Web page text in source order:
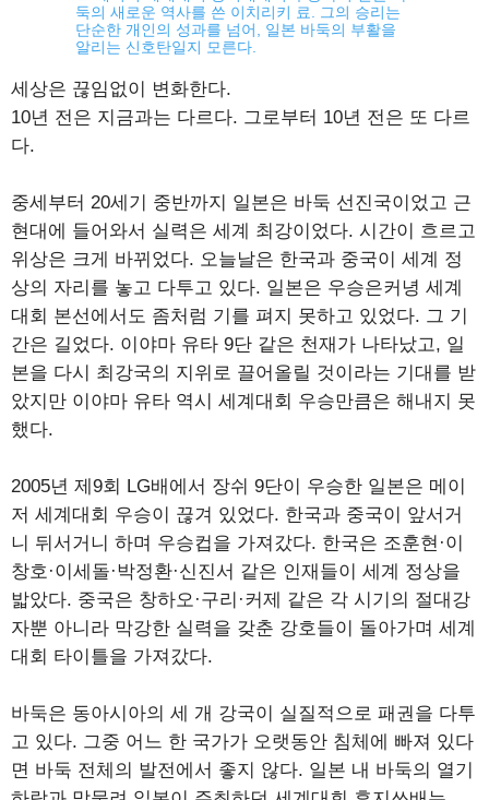
둑의 새로운 역사를 쓴 이치리키 료. 그의 승리는
단순한 개인의 성과를 넘어, 일본 바둑의 부활을
알리는 신호탄일지 모른다.
세상은 끊임없이 변화한다.
10년 전은 지금과는 다르다. 그로부터 10년 전은 또 다르
다.
중세부터 20세기 중반까지 일본은 바둑 선진국이었고 근
현대에 들어와서 실력은 세계 최강이었다. 시간이 흐르고
위상은 크게 바뀌었다. 오늘날은 한국과 중국이 세계 정
상의 자리를 놓고 다투고 있다. 일본은 우승은커녕 세계
대회 본선에서도 좀처럼 기를 펴지 못하고 있었다. 그 기
간은 길었다. 이야마 유타 9단 같은 천재가 나타났고, 일
본을 다시 최강국의 지위로 끌어올릴 것이라는 기대를 받
았지만 이야마 유타 역시 세계대회 우승만큼은 해내지 못
했다.
2005년 제9회 LG배에서 장쉬 9단이 우승한 일본은 메이
저 세계대회 우승이 끊겨 있었다. 한국과 중국이 앞서거
니 뒤서거니 하며 우승컵을 가져갔다. 한국은 조훈현·이
창호·이세돌·박정환·신진서 같은 인재들이 세계 정상을
밟았다. 중국은 창하오·구리·커제 같은 각 시기의 절대강
자뿐 아니라 막강한 실력을 갖춘 강호들이 돌아가며 세계
대회 타이틀을 가져갔다.
바둑은 동아시아의 세 개 강국이 실질적으로 패권을 다투
고 있다. 그중 어느 한 국가가 오랫동안 침체에 빠져 있다
면 바둑 전체의 발전에서 좋지 않다. 일본 내 바둑의 열기